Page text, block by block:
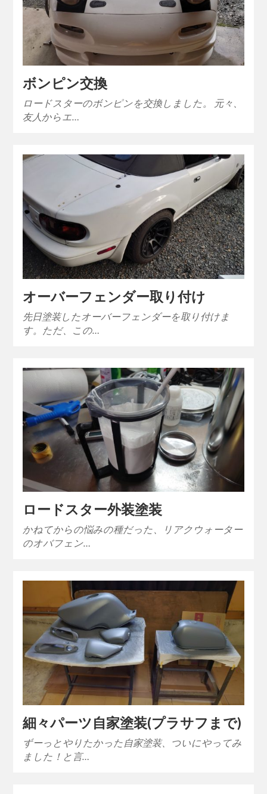
ボンピン交換
ロードスターのボンピンを交換しました。 元々、
友人からエ…
オーバーフェンダー取り付け
先日塗装したオーバーフェンダーを取り付けま
す。ただ、この…
ロードスター外装塗装
かねてからの悩みの種だった、リアクウォーター
のオバフェン…
細々パーツ自家塗装(プラサフまで)
ずーっとやりたかった自家塗装、ついにやってみ
ました！と言…